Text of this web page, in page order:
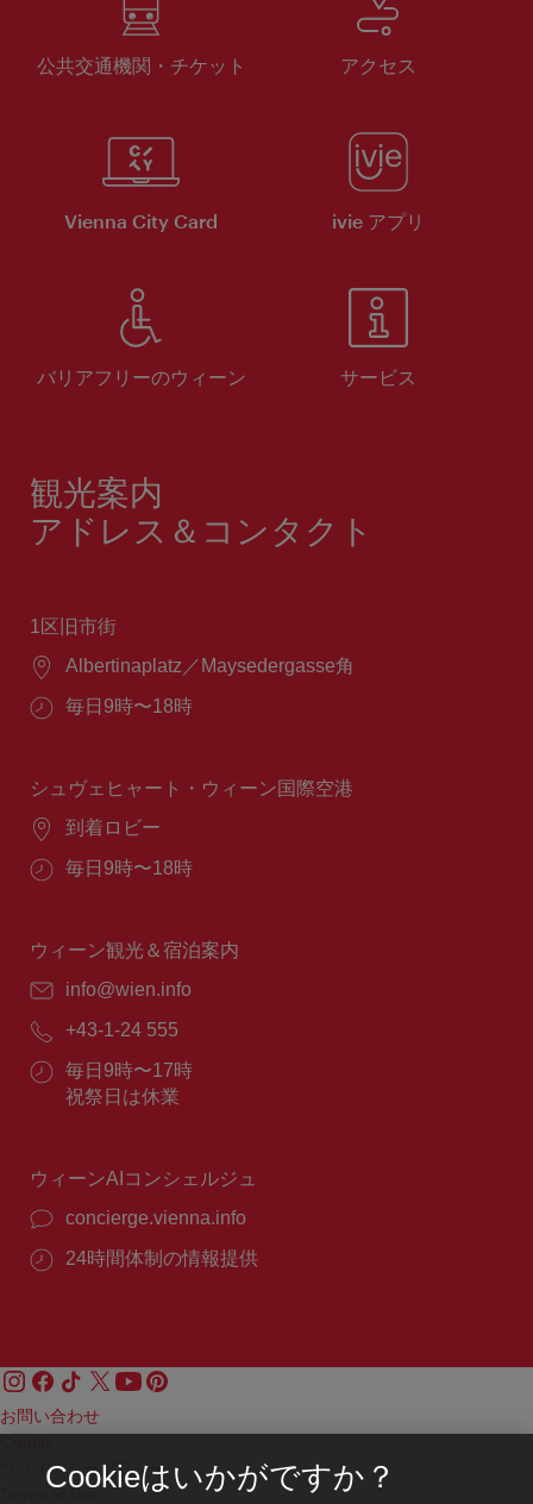
公共交通機関・チケット アクセス
Vienna City Card ivie アプリ
バリアフリーのウィーン サービス
観光案内
アドレス＆コンタクト
1区旧市街
場
所：
Albertinaplatz／Maysedergasse角
営
間：
毎日9時〜18時
シュヴェヒャート・ウィーン国際空港
場
所：
到着ロビー
営
間：
毎日9時〜18時
ウィーン観光＆宿泊案内
E
ー
ル：
info@wien.info
電
話
番
号：
+43-1-24 555
営
業
毎日9時〜17時
祝祭日は休業
ウィーンAIコンシェルジュ
concierge.vienna.info
24時間体制の情報提供
お問い合わせ
プライバシーポリシー
Cookieはいかがですか？